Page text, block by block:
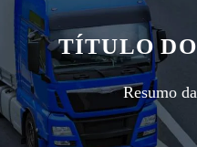
TÍTULO
Resumo